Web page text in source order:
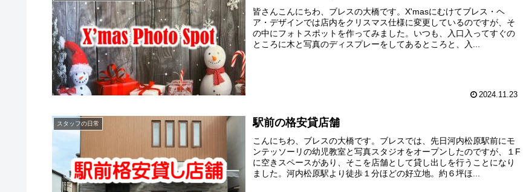
皆さんこんにちわ、ブレスの大橋です。X'masにむけてブレス・ヘ
ア・デザインでは店内をクリスマス仕様に変更しているのですが、そ
の中にフォトスポットを作ってみました。いつも、入口入ってすぐの
ところに木と写真のディスプレーをしてあるところと、入...
2024.11.23
スタッフの日常 駅前の格安貸店舗
こんにちわ、ブレスの大橋です。ブレスでは、先日河内松原駅前にモ
ンテッソーリの幼児教室と写真スタジオをオープンしたのですが、１F
に空きスペースがあり、そこを店舗として貸し出しを行うことになり
ました。河内松原駅より徒歩１分ほどの好立地。約６坪ほ...